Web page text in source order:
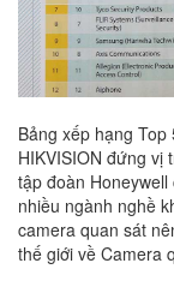
Bảng xếp hạng
HIKVISION đứng
tập đoàn
nhiều ngành nghề
camera quan sát
thế giới về Camera